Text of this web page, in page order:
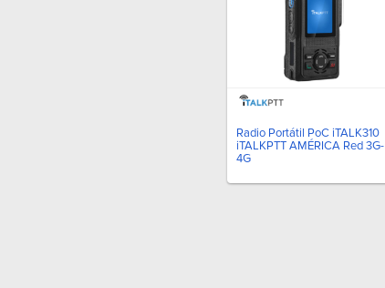
Radio Portátil PoC iTALK310
iTALKPTT AMÉRICA Red 3G-
4G